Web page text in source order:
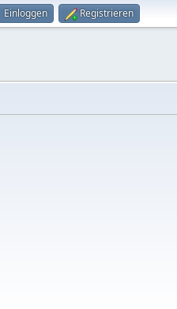
Einloggen Registrieren